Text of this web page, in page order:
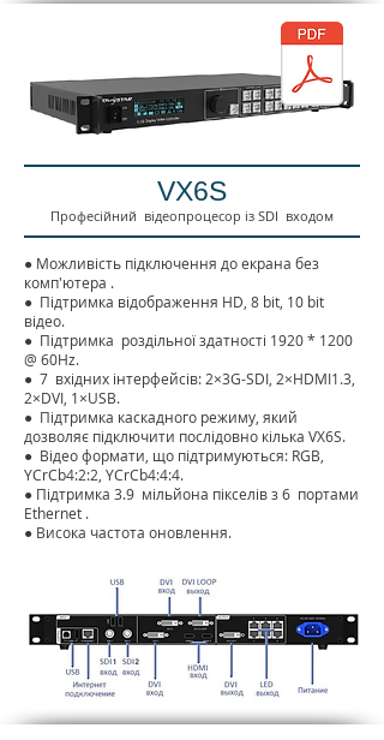
VX6S
Професійний відеопроцесор із SDI входом
● Можливість підключення до екрана без
комп'ютера .
● Підтримка відображення HD, 8 bit, 10 bit
відео.
● Підтримка роздільної здатності 1920 * 1200
@ 60Hz.
● 7 вхідних інтерфейсів: 2×3G-SDI, 2×HDMI1.3,
2×DVI, 1×USB.
● Підтримка каскадного режиму, який
дозволяє підключити послідовно кілька VX6S.
● Відео формати, що підтримуються: RGB,
YCrCb4:2:2, YCrCb4:4:4.
● Підтримка 3.9 мільйона пікселів з 6 портами
Ethernet .
● Висока частота оновлення.